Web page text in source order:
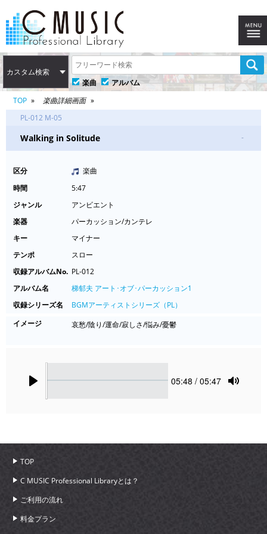
カスタム検索
楽曲
アルバム
TOP
楽曲詳細画面
PL-012 M-05
Walking in Solitude -
区分
楽曲
時間
5:47
ジャンル
アンビエント
楽器
パーカッション/カンテレ
キー
マイナー
テンポ
スロー
収録アルバムNo. PL-012
アルバム名
梯郁夫 アート･オブ･パーカッション1
収録シリーズ名
BGMアーティストシリーズ（PL）
イメージ
哀愁/陰り/運命/寂しさ/悩み/憂鬱
Current
05:48 / 05:47
TOP
C MUSIC Professional Libraryとは？
ご利用の流れ
料金プラン